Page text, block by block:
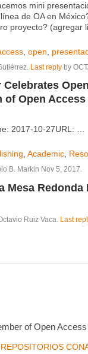
mini
de OA en
proyecto? (agregar
, open,
Last reply by
Celebrates
of Open
2017-10-27URL: …
, Academic,
B. Markin Nov 5, 2017.
Mesa Redonda
Ruiz Vaca. Last
of Open
REPOSITORIOS